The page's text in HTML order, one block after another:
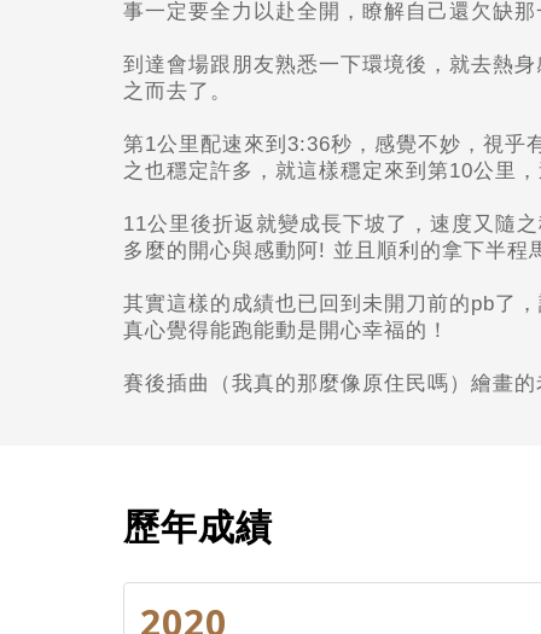
事一定要全力以赴全開，瞭解自己還欠缺
到達會場跟朋友熟悉一下環境後，就去熱
之而去了。
第1公里配速來到3:36秒，感覺不妙，視乎
之也穩定許多，就這樣穩定來到第10公里
11公里後折返就變成長下坡了，速度又隨
多麼的開心與感動阿! 並且順利的拿下半程
其實這樣的成績也已回到未開刀前的pb了
真心覺得能跑能動是開心幸福的！
賽後插曲（我真的那麼像原住民嗎）繪畫
歷年成績
2020